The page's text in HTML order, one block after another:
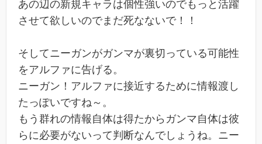
あの辺の新規キャラは個性強いのでもっと活躍
させて欲しいのでまだ死なないで！！
そしてニーガンがガンマが裏切っている可能性
をアルファに告げる。
ニーガン！アルファに接近するために情報渡し
たっぽいですね～。
もう群れの情報自体は得たからガンマ自体は彼
らに必要がないって判断なんでしょうね。ニー